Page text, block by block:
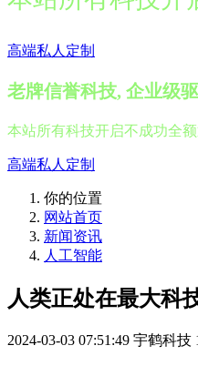
高端私人定制
老牌信誉科技, 企业级
本站所有科技开启不成功全
高端私人定制
你的位置
网站首页
新闻资讯
人工智能
人类正处在最大
2024-03-03 07:51:49 宇鹤科技